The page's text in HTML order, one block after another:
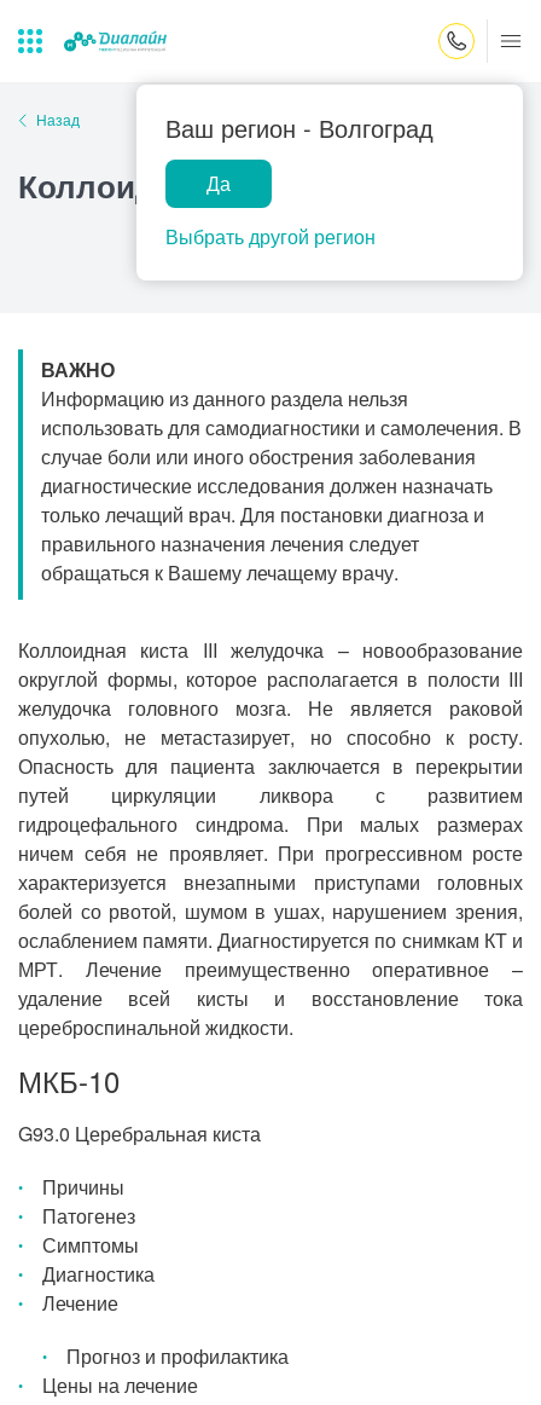
Ваш регион - Волгоград
Да
Выбрать другой регион
Лаборатории
Центр помощи
на дому
Закрыть поиск
Популярные запросы
Прием гинеколога
Прием гастроэнтеролога
Прием офтальмолога
Прием уролога
Прием хирурга
Прием кардиолога
Назад
Коллоидная киста III желудочка
ВАЖНО
Информацию из данного раздела нельзя
использовать для самодиагностики и самолечения. В
случае боли или иного обострения заболевания
диагностические исследования должен назначать
только лечащий врач. Для постановки диагноза и
правильного назначения лечения следует
обращаться к Вашему лечащему врачу.
Коллоидная киста III желудочка – новообразование
округлой формы, которое располагается в полости III
желудочка головного мозга. Не является раковой
опухолью, не метастазирует, но способно к росту.
Опасность для пациента заключается в перекрытии
путей циркуляции ликвора с развитием
гидроцефального синдрома. При малых размерах
ничем себя не проявляет. При прогрессивном росте
характеризуется внезапными приступами головных
болей со рвотой, шумом в ушах, нарушением зрения,
ослаблением памяти. Диагностируется по снимкам КТ и
МРТ. Лечение преимущественно оперативное –
удаление всей кисты и восстановление тока
цереброспинальной жидкости.
МКБ-10
G93.0 Церебральная киста
Причины
Патогенез
Симптомы
Диагностика
Лечение
Прогноз и профилактика
Цены на лечение